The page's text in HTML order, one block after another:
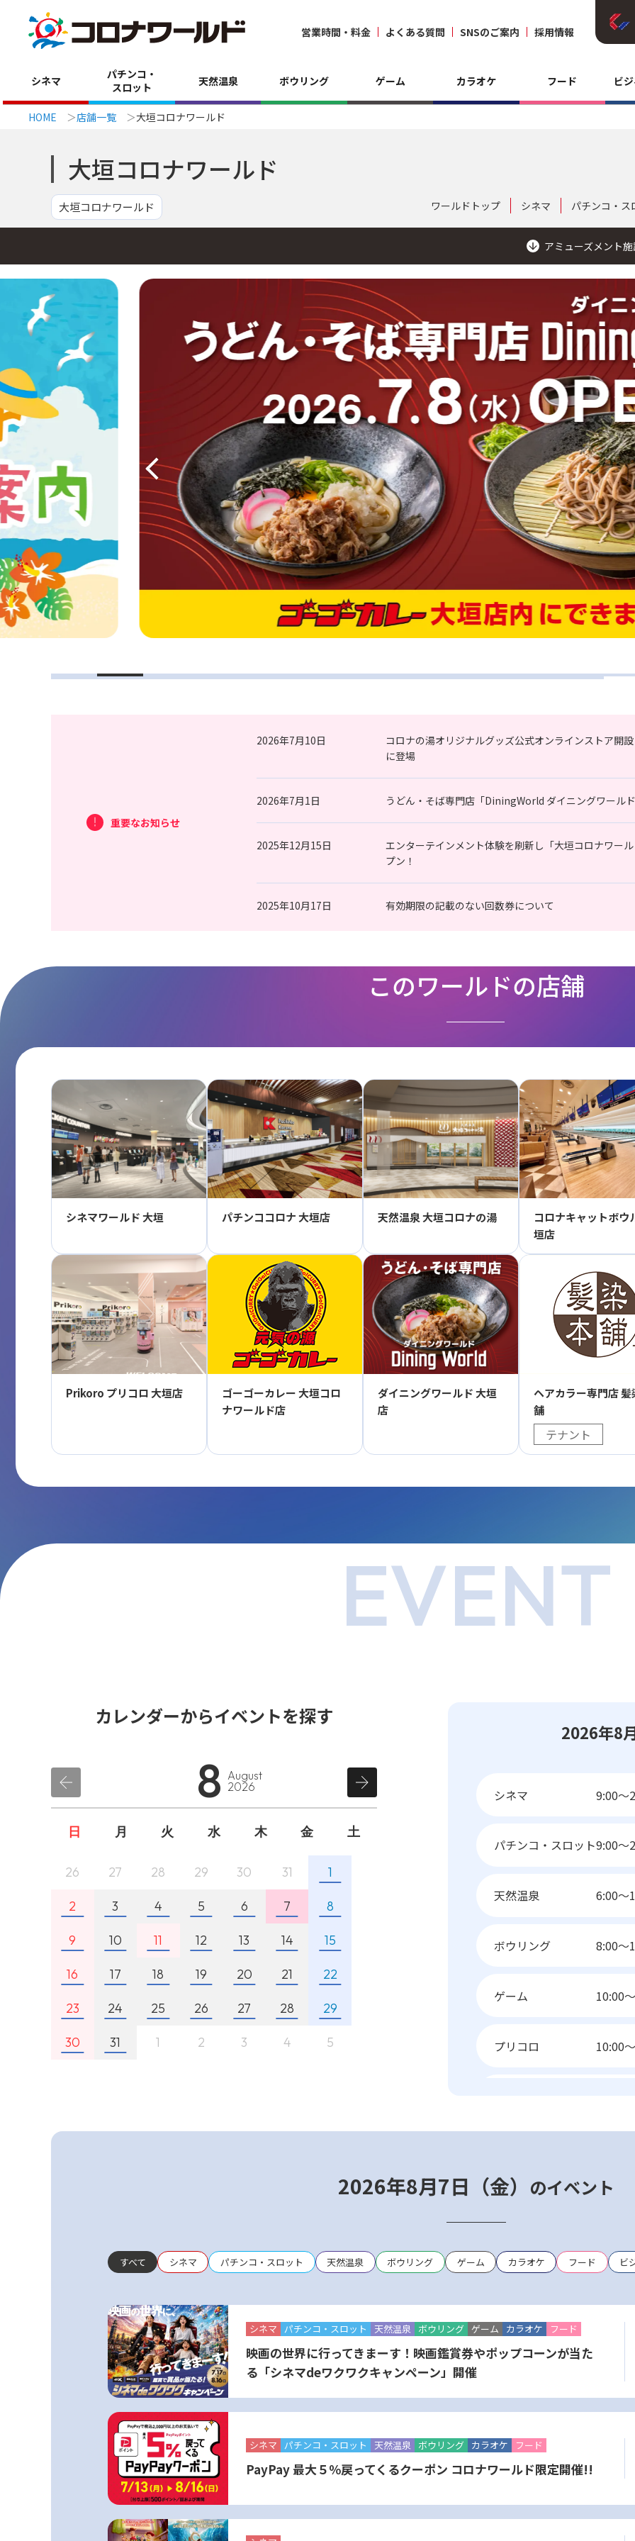
営業時間・料金 よくある質問 SNSのご案内 採用情報
シネマ
パチンコ・
スロット
天然温泉 ボウリング ゲーム カラオケ フード ビ
HOME 店舗一覧 大垣コロナワールド
大垣コロナワールド
大垣コロナワールド ワールドトップ シネマ パチンコ・ス
アミューズメント
重要なお知らせ
2026年7月10日
コロナの湯オリジナルグッズ公式オンラインストア開
に登場
2026年7月1日 うどん・そば専門店「DiningWorld ダイニングワール
2025年12月15日
エンターテインメント体験を刷新し「大垣コロナワー
プン！
2025年10月17日 有効期限の記載のない回数券について
このワールドの店舗
シネマワールド 大垣 パチンココロナ 大垣店 天然温泉 大垣コロナの湯
コロナキャットボウ
垣店
Prikoro プリコロ 大垣店
ゴーゴーカレー 大垣コロ
ナワールド店
ダイニングワールド 大垣
店
ヘアカラー専門店 髪
舗
テナント
EVENT
カレンダーからイベントを探す
8 August
2026
日 月 火 水 木 金 土
26 27 28 29 30 31 1
2 3 4 5 6 7 8
9 10 11 12 13 14 15
16 17 18 19 20 21 22
23 24 25 26 27 28 29
30 31 1 2 3 4 5
2026年8月7日（金） のイベント
すべて シネマ パチンコ・スロット 天然温泉 ボウリング ゲーム カラオケ フード ビ
シネマ パチンコ・スロット 天然温泉 ボウリング ゲーム カラオケ フード
映画の世界に行ってきまーす！映画鑑賞券やポップコーンが当た
る「シネマdeワクワクキャンペーン」開催
シネマ パチンコ・スロット 天然温泉 ボウリング カラオケ フード
PayPay 最大５％戻ってくるクーポン コロナワールド限定開催!!
2026年8
シネマ 9:00～
パチンコ・スロット9:00～
天然温泉 6:00～
ボウリング 8:00～
ゲーム 10:00
プリコロ 10:00
ヘアカラー専門店